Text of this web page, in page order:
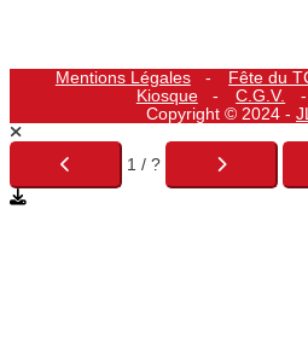
Mentions Légales Fête du
Kiosque
C.G.V.
Copyright © 2024 -
1 / ?